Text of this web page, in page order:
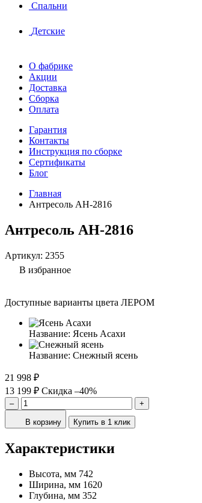
Спальни
Детские
О фабрике
Акции
Доставка
Сборка
Оплата
Гарантия
Контакты
Инструкция по сборке
Сертификаты
Блог
Главная
Антресоль АН-2816
Антресоль АН-2816
Артикул: 2355
В избранное
Доступные варианты цвета ЛЕРОМ
Название: Ясень Асахи
Название: Снежный ясень
21 998 ₽
13 199 ₽ Скидка –40%
– +
В корзину Купить в 1 клик
Характеристики
Высота, мм 742
Ширина, мм 1620
Глубина, мм 352